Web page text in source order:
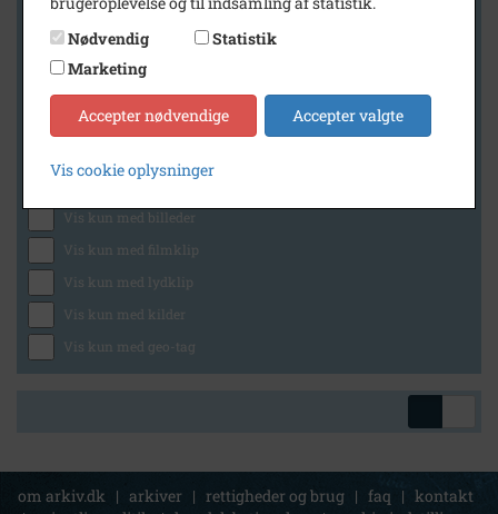
Slagelse Stads- og Lokalarkiv
Generelt
Vis kun med billeder
Vis kun med filmklip
Vis kun med lydklip
Vis kun med kilder
Vis kun med geo-tag
om arkiv.dk | arkiver | rettigheder og brug | faq | kontakt
Nødvendig
Statistik
Marketing
Accepter nødvendige Accepter valgte
Vis cookie oplysninger